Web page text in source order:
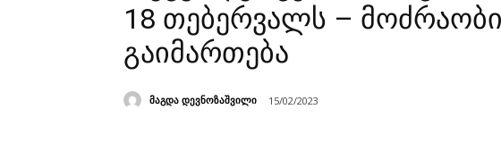
18 თებერვალს –
გაიმართება
მაგდა დევნოზაშვილი 15/02/2023